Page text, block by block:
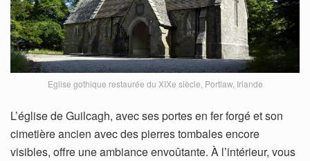
Eglise gothique restaurée du XIXe siècle, Portlaw, Irlande
L’église de Guilcagh, avec ses portes en fer forgé et son
cimetière ancien avec des pierres tombales encore
visibles, offre une ambiance envoûtante. À l’intérieur, vous